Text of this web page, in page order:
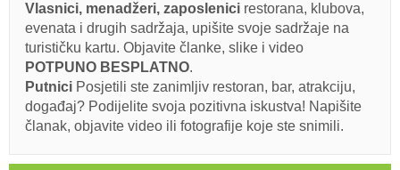
Vlasnici, menadžeri, zaposlenici restorana, klubova,
evenata i drugih sadržaja, upišite svoje sadržaje na
turističku kartu. Objavite članke, slike i video
POTPUNO BESPLATNO.
Putnici Posjetili ste zanimljiv restoran, bar, atrakciju,
događaj? Podijelite svoja pozitivna iskustva! Napišite
članak, objavite video ili fotografije koje ste snimili.